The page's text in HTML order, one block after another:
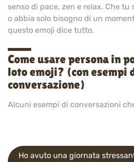
senso di pace, zen e relax. Che
o abbia solo bisogno di un
questo emoji dice tutto.
Come usare persona in
loto emoji? (con esempi
conversazione)
Alcuni esempi di conversazioni
Ho avuto una giornata